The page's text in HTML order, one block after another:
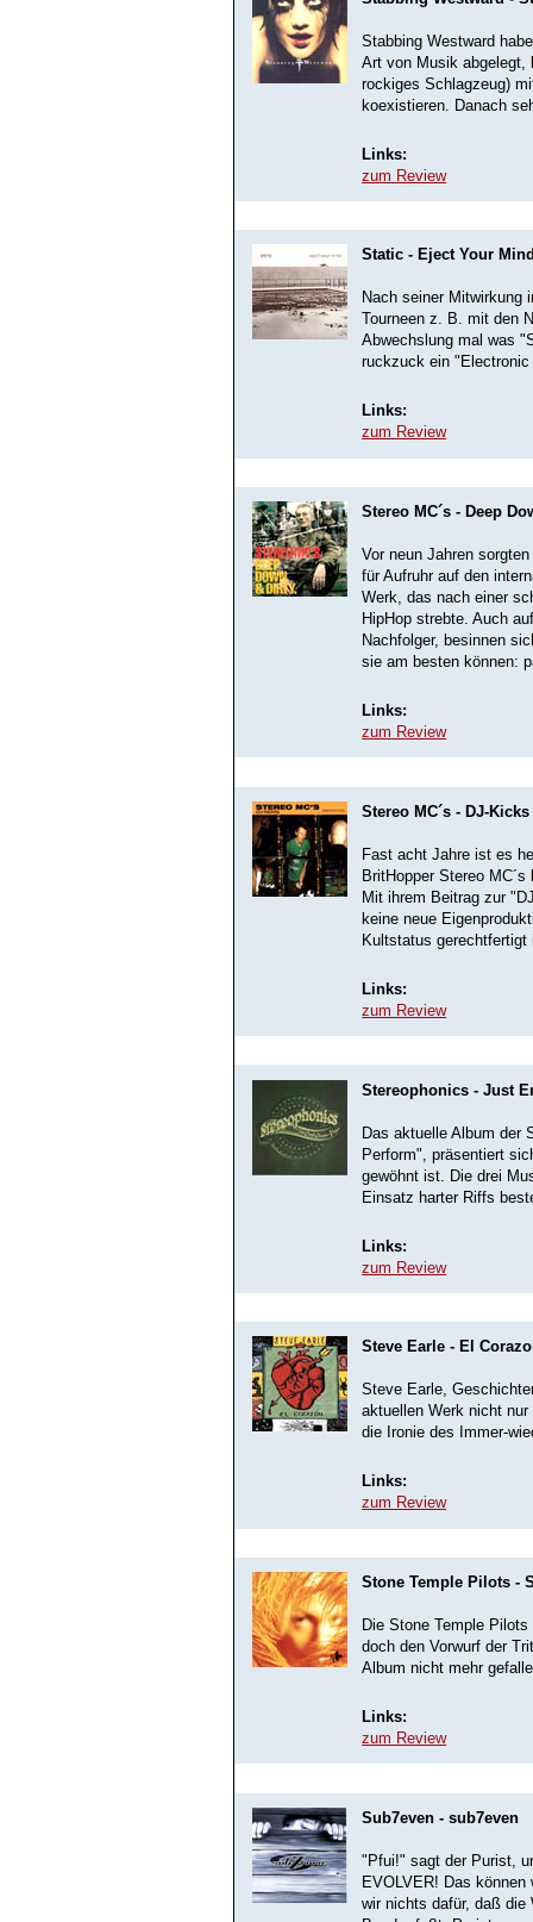
Stabbing Westward
Art von Musik abgelegt,
rockiges Schlagzeug)
koexistieren. Danach
Links:
zum Review
Static - Eject Your
Nach seiner Mitwirkung
Tourneen z. B. mit den
Abwechslung mal was
ruckzuck ein
Links:
zum Review
Stereo MC´s - Deep
Vor neun Jahren
für Aufruhr auf den
Werk, das nach einer
HipHop strebte. Auch
Nachfolger, besinnen
sie am besten können:
Links:
zum Review
Stereo MC´s - DJ-Kicks
Fast acht Jahre ist es
BritHopper Stereo
Mit ihrem Beitrag zur
keine neue
Kultstatus gerechtfertigt
Links:
zum Review
Stereophonics - Just
Das aktuelle Album der
Perform", präsentiert
gewöhnt ist. Die drei
Einsatz harter Riffs
Links:
zum Review
Steve Earle - El
Steve Earle,
aktuellen Werk nicht nur
die Ironie des Immer-
Links:
zum Review
Stone Temple Pilots -
Die Stone Temple
doch den Vorwurf der
Album nicht mehr
Links:
zum Review
Sub7even - sub7even
"Pfui!" sagt der Purist,
EVOLVER! Das
wir nichts dafür, daß die